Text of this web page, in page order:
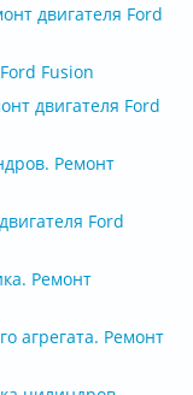
двигателя Ford
Fusion
двигателя Ford
Ремонт
Ford
Ремонт
агрегата. Ремонт